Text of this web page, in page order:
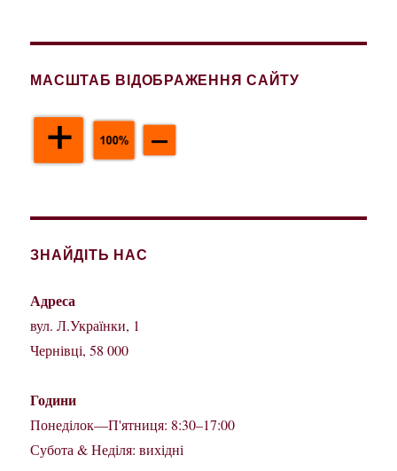
МАСШТАБ ВІДОБРАЖЕННЯ САЙТУ
ЗНАЙДІТЬ НАС
Адреса
вул. Л.Українки, 1
Чернівці, 58 000
Години
Понеділок—П'ятниця: 8:30–17:00
Субота & Неділя: вихідні